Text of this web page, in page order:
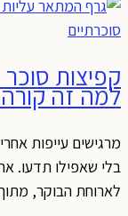
קפיצות
למה זה קורה
מרגישים עייפות
בלי שאפילו תדעו.
לארוחת הבוקר, מתוך